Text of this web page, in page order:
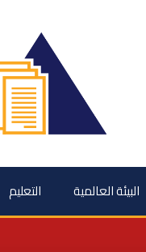
التعليم البيئة العالمية